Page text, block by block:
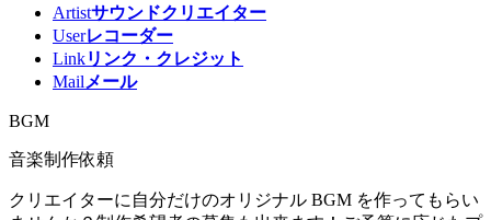
Artistサウンドクリエイター
Userレコーダー
Linkリンク・クレジット
Mail メール
BGM
音楽制作依頼
クリエイターに自分だけのオリジナル BGM を作ってもらい